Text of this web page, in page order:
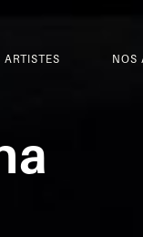
ARTISTES NOS